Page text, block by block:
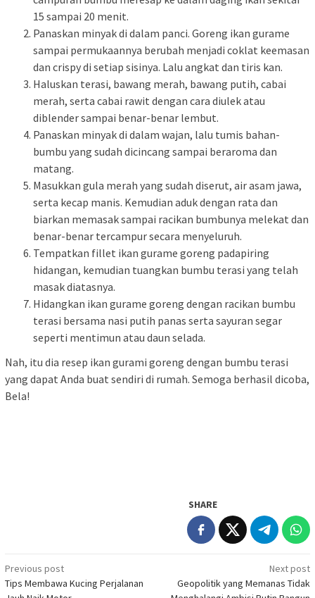
15 sampai 20 menit.
Panaskan minyak di dalam panci. Goreng ikan gurame
sampai permukaannya berubah menjadi coklat keemasan
dan crispy di setiap sisinya. Lalu angkat dan tiris kan.
Haluskan terasi, bawang merah, bawang putih, cabai
merah, serta cabai rawit dengan cara diulek atau
diblender sampai benar-benar lembut.
Panaskan minyak di dalam wajan, lalu tumis bahan-
bumbu yang sudah dicincang sampai beraroma dan
matang.
Masukkan gula merah yang sudah diserut, air asam jawa,
serta kecap manis. Kemudian aduk dengan rata dan
biarkan memasak sampai racikan bumbunya melekat dan
benar-benar tercampur secara menyeluruh.
Tempatkan fillet ikan gurame goreng padapiring
hidangan, kemudian tuangkan bumbu terasi yang telah
masak diatasnya.
Hidangkan ikan gurame goreng dengan racikan bumbu
terasi bersama nasi putih panas serta sayuran segar
seperti mentimun atau daun selada.
Nah, itu dia resep ikan gurami goreng dengan bumbu terasi
yang dapat Anda buat sendiri di rumah. Semoga berhasil dicoba,
Bela!
SHARE
Post
navigation
Previous post
Tips Membawa Kucing Perjalanan
Next post
Geopolitik yang Memanas Tidak